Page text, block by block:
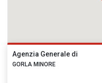
Agenzia Generale di
GORLA MINORE